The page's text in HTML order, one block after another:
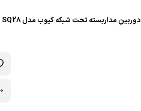
دوربین مداربسته تحت شبکه کیوب مدل SQ28 با وضوح 1080P، دید در شب مادون قرمز، باتری 300 میلی‌آمپر ساعت، ضدآب و بی‌سیم با پایه چرخشی و اتصال دانگل USB